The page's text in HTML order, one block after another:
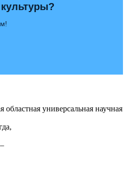
универсальная научная